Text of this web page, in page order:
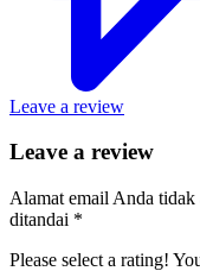
Leave a review
Leave a review
Alamat email Anda
ditandai *
Please select a rating!